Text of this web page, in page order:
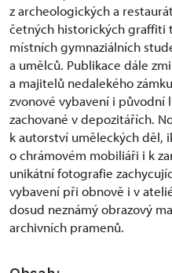
z archeologických a
četných historických graffiti
místních gymnaziálních
a umělců. Publikace dále
a majitelů nedalekého
zvonové vybavení i
zachované v depozitářích.
k autorství uměleckých děl,
o chrámovém mobiliáři i k
unikátní fotografie
vybavení při obnově i v
dosud neznámý obrazový
archivních pramenů.